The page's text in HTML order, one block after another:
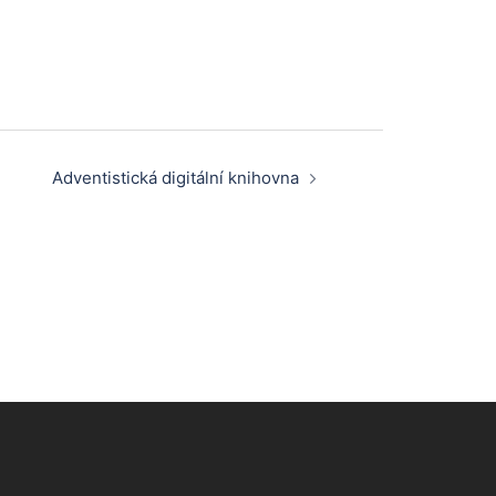
Adventistická digitální knihovna